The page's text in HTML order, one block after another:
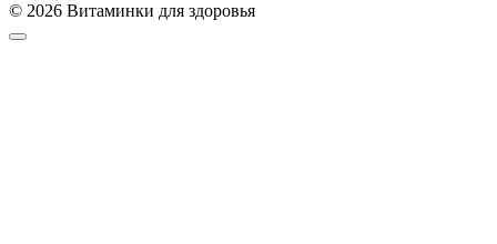
© 2026 Витаминки для здоровья